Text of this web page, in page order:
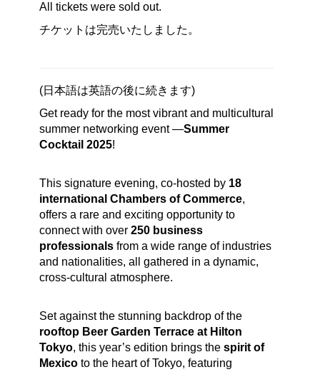
All tickets were sold out.
チケットは完売いたしました。
(日本語は英語の後に続きます)
Get ready for the most vibrant and multicultural
summer networking event —Summer
Cocktail 2025!
This signature evening, co-hosted by 18
international Chambers of Commerce,
offers a rare and exciting opportunity to
connect with over 250 business
professionals from a wide range of industries
and nationalities, all gathered in a dynamic,
cross-cultural atmosphere.
Set against the stunning backdrop of the
rooftop Beer Garden Terrace at Hilton
Tokyo, this year’s edition brings the spirit of
Mexico to the heart of Tokyo, featuring